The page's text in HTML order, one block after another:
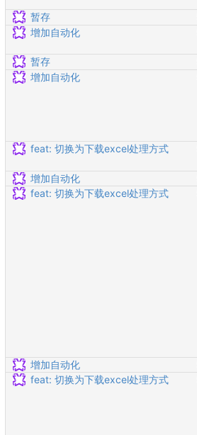
暂存
增加自动化
暂存
增加自动化
feat: 切换为下载excel处理方式
增加自动化
feat: 切换为下载excel处理方式
增加自动化
feat: 切换为下载excel处理方式